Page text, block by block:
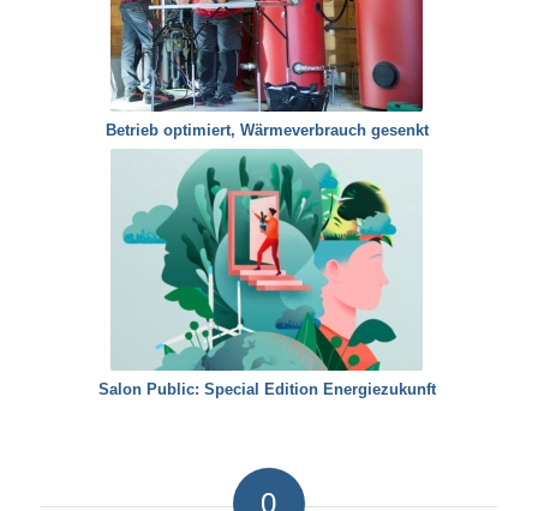
Betrieb optimiert, Wärmeverbrauch gesenkt
Salon Public: Special Edition Energiezukunft
0